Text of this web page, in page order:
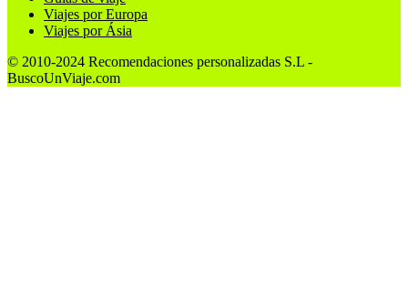
Viajes por Europa
Viajes por Ásia
© 2010-2024 Recomendaciones personalizadas S.L -
BuscoUnViaje.com